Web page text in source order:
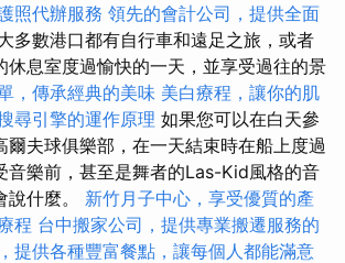
照代辦服務 領先的會計公司，提供全面
多數港口都有自行車和遠足之旅，或者
休息室度過愉快的一天，並享受過往的景
，傳承經典的美味 美白療程，讓你的肌
尋引擎的運作原理 如果您可以在白天參
爾夫球俱樂部，在一天結束時在船上度過
音樂前，甚至是舞者的Las-Kid風格的音
說什麼。 新竹月子中心，享受優質的產
程 台中搬家公司，提供專業搬遷服務的
提供各種豐富餐點，讓每個人都能滿意